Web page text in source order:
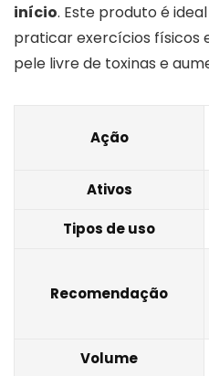
início. Este produto é
praticar exercícios físicos
pele livre de toxinas e
Ação
Ativos
Tipos de uso
Recomendação
Volume